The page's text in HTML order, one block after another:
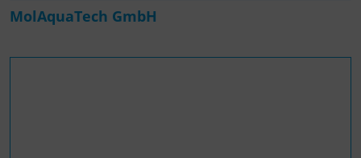
MolAquaTech GmbH